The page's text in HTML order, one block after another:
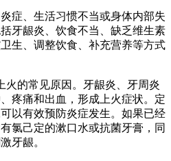
症、生活习惯不当或身体内部失
牙龈炎、饮食不当、缺乏维生素
生、调整饮食、补充营养等方式
火的常见原因。牙龈炎、牙周炎
疼痛和出血，形成上火症状。定
以有效预防炎症发生。如果已经
氯己定的漱口水或抗菌牙膏，同
牙龈。